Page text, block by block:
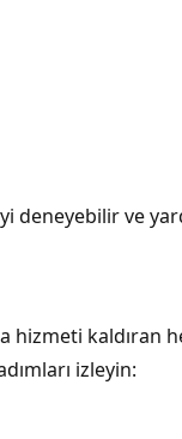
ve
hizmeti kaldıran
izleyin: